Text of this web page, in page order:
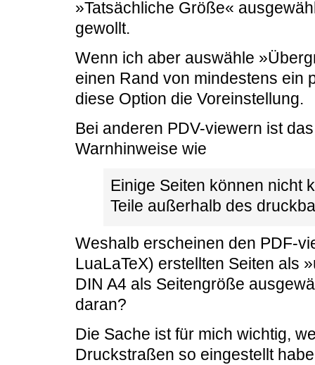
»Tatsächliche Größe«
gewollt.
Wenn ich aber auswähle
einen Rand von mindestens ein
diese Option die Voreinstellung.
Bei anderen PDV-viewern ist
Warnhinweise wie
Einige Seiten können nicht
Teile außerhalb des
Weshalb erscheinen den PDF-
LuaLaTeX) erstellten Seiten als
DIN A4 als Seitengröße
daran?
Die Sache ist für mich wichtig,
Druckstraßen so eingestellt